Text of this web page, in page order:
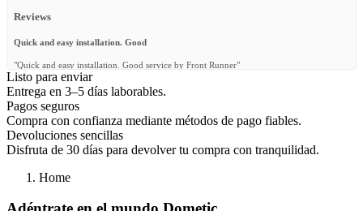
Reviews
Quick and easy installation. Good
"Quick and easy installation. Good service by Front Runner"
Fréderic G.( 5/5
Great rack
"Fits perfectly in my range rover 85"
—Rafael N.( 5/5)
Q&A
Listo para enviar
Entrega en 3–5 días laborables.
Pagos seguros
Compra con confianza mediante métodos de pago fiables.
Devoluciones sencillas
Disfruta de 30 días para devolver tu compra con tranquilidad.
Home